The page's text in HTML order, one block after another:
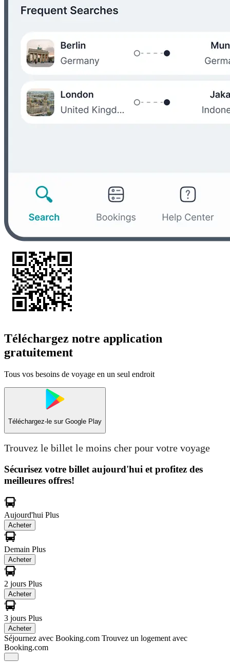
Téléchargez notre application
gratuitement
Tous vos besoins de voyage en un seul endroit
Téléchargez-le sur Google Play
Trouvez le billet le moins cher pour votre voyage
Sécurisez votre billet aujourd'hui et profitez des
meilleures offres!
Aujourd'hui Plus
Acheter
Demain Plus
Acheter
2 jours Plus
Acheter
3 jours Plus
Acheter
Séjournez avec Booking.com Trouvez un logement avec
Booking.com